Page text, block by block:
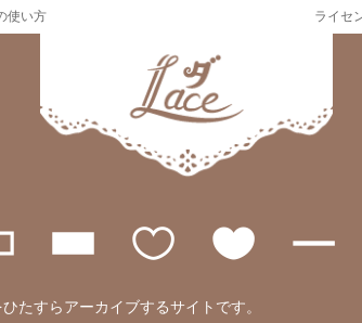
使い方 ライセ
たすらアーカイブするサイトです。